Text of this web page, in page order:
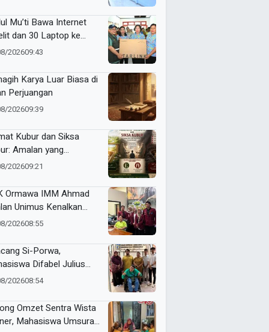
Mu’ti Bawa Internet
dan 30 Laptop ke
Pendidikan di Ujung
202609:43
Karya Luar Biasa di
Perjuangan
202609:39
Kubur dan Siksa
Amalan yang
ke Taman
202609:21
Ormawa IMM Ahmad
Unimus Kenalkan
Desa Lewat Radio
202608:55
Si-Porwa,
Difabel Julius
Serahkan Karya ke
202608:54
Omzet Sentra Wista
Mahasiswa Umsura